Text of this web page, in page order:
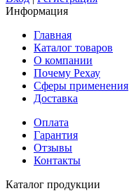
Информация
Главная
Каталог товаров
О компании
Почему Рехау
Сферы применения
Доставка
Оплата
Гарантия
Отзывы
Контакты
Каталог продукции